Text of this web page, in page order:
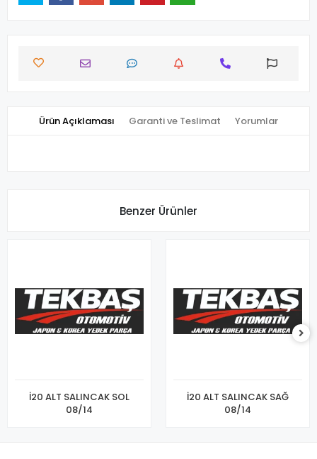
Ürün Açıklaması Garanti ve Teslimat Yorumlar
Benzer Ürünler
İ20 ALT SALINCAK SOL
08/14
İ20 ALT SALINCAK SAĞ
08/14